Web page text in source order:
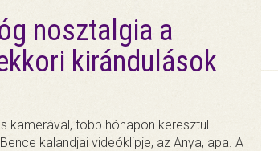
nosztalgia a
kirándulások
kamerával, több hónapon keresztül
kalandjai videóklipje, az Anya, apa. A